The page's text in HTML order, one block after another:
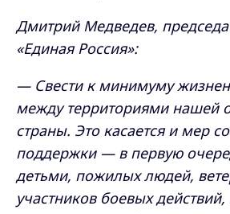
Дмитрий Медведев,
«Единая Россия»:
— Свести к минимуму
между территориями нашей
страны. Это касается и мер
поддержки — в первую
детьми, пожилых людей,
участников боевых